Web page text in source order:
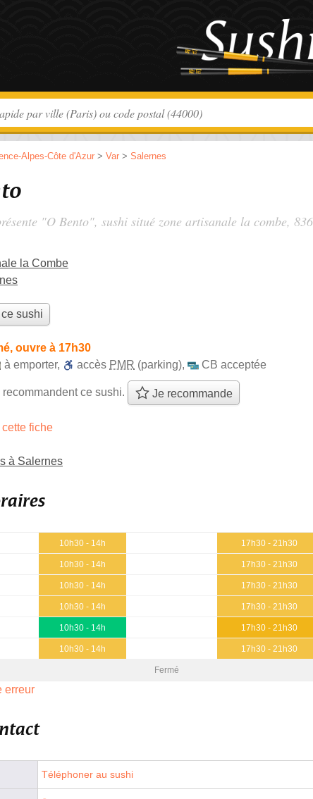
Alpes-Côte d'Azur > Var > Salernes
"O Bento", sushi situé zone artisanale la combe,
la Combe
sushi
ouvre à 17h30
à emporter, accès PMR (parking), CB acceptée
recommandentce sushi. Je recommande
fiche
à Salernes
10h30 - 14h 17h30 - 21h30
10h30 - 14h 17h30 - 21h30
10h30 - 14h 17h30 - 21h30
10h30 - 14h 17h30 - 21h30
10h30 - 14h 17h30 - 21h30
10h30 - 14h 17h30 - 21h30
Fermé
erreur
Téléphoner au sushi